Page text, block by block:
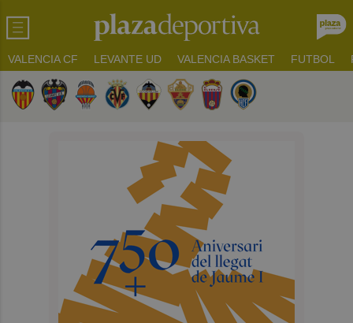
VALENCIA CF LEVANTE UD VALENCIA BASKET FUTBOL